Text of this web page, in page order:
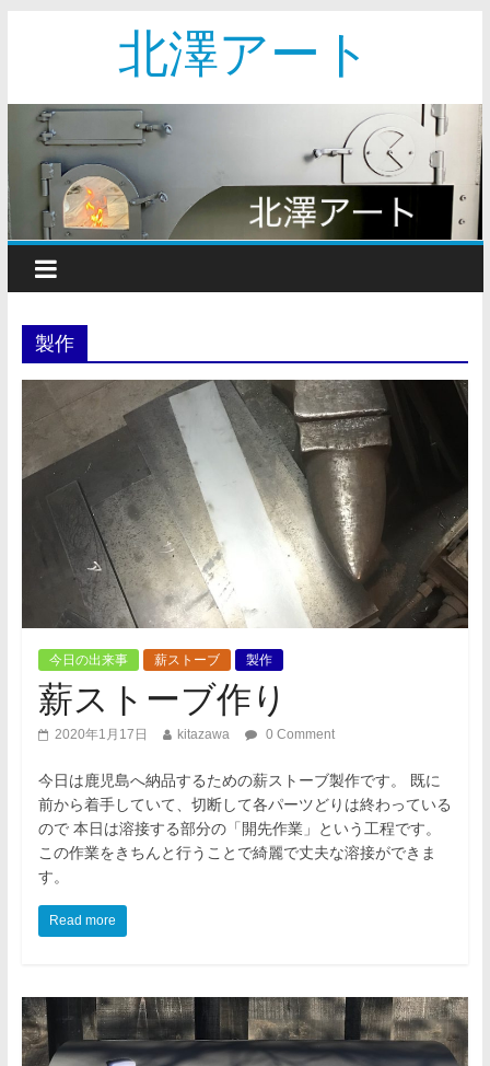
北澤アート
製作
今日の出来事 薪ストーブ 製作
薪ストーブ作り
2020年1月17日 kitazawa 0 Comment
今日は鹿児島へ納品するための薪ストーブ製作です。 既に
前から着手していて、切断して各パーツどりは終わっている
ので 本日は溶接する部分の「開先作業」という工程です。
この作業をきちんと行うことで綺麗で丈夫な溶接ができま
す。
Read more